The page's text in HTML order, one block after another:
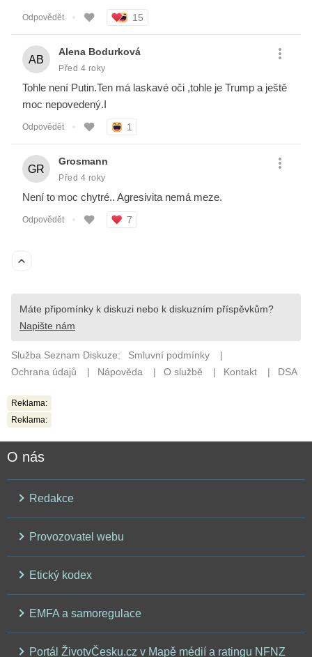
Reklama:
Reklama:
O nás
Redakce
Provozovatel webu
Etický kodex
EMFA a samoregulace
Portál ŽivotvČesku.cz v Mapě médií a ratingu NFNZ